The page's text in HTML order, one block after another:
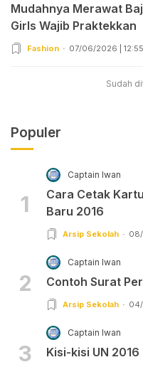
Mudahnya Merawat
Girls Wajib Praktekkan
Fashion 07/06/2026 | 12:55
Sudah
Populer
1
Captain Iwan
Cara Cetak
Baru 2016
Arsip Sekolah
2
Captain Iwan
Contoh Surat
Arsip Sekolah
3
Captain Iwan
Kisi-kisi UN